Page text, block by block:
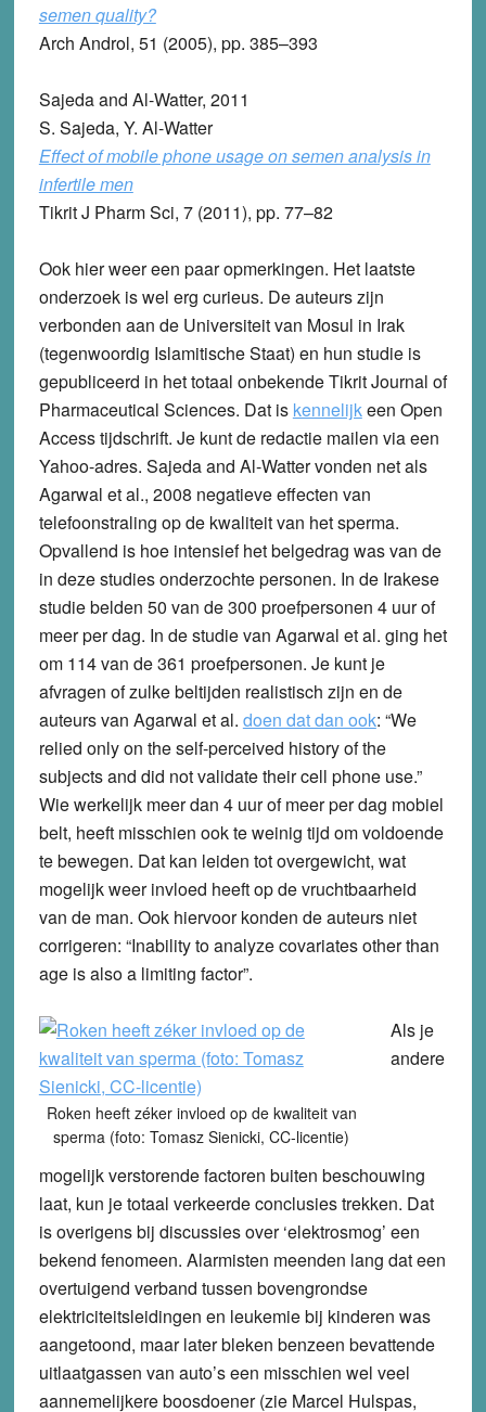
semen quality?
Arch Androl, 51 (2005), pp. 385–393
Sajeda and Al-Watter, 2011
S. Sajeda, Y. Al-Watter
Effect of mobile phone usage on semen analysis in
infertile men
Tikrit J Pharm Sci, 7 (2011), pp. 77–82
Ook hier weer een paar opmerkingen. Het laatste
onderzoek is wel erg curieus. De auteurs zijn
verbonden aan de Universiteit van Mosul in Irak
(tegenwoordig Islamitische Staat) en hun studie is
gepubliceerd in het totaal onbekende Tikrit Journal of
Pharmaceutical Sciences. Dat is kennelijkeen Open
Access tijdschrift. Je kunt de redactie mailen via een
Yahoo-adres. Sajeda and Al-Watter vonden net als
Agarwal et al., 2008 negatieve effecten van
telefoonstraling op de kwaliteit van het sperma.
Opvallend is hoe intensief het belgedrag was van de
in deze studies onderzochte personen. In de Irakese
studie belden 50 van de 300 proefpersonen 4 uur of
meer per dag. In de studie van Agarwal et al. ging het
om 114 van de 361 proefpersonen. Je kunt je
afvragen of zulke beltijden realistisch zijn en de
auteurs van Agarwal et al. doen dat dan ook: “We
relied only on the self-perceived history of the
subjects and did not validate their cell phone use.”
Wie werkelijk meer dan 4 uur of meer per dag mobiel
belt, heeft misschien ook te weinig tijd om voldoende
te bewegen. Dat kan leiden tot overgewicht, wat
mogelijk weer invloed heeft op de vruchtbaarheid
van de man. Ook hiervoor konden de auteurs niet
corrigeren: “Inability to analyze covariates other than
age is also a limiting factor”.
Roken heeft zéker invloed op de kwaliteit van
sperma (foto: Tomasz Sienicki, CC-licentie)
Als je
andere
mogelijk verstorende factoren buiten beschouwing
laat, kun je totaal verkeerde conclusies trekken. Dat
is overigens bij discussies over ‘elektrosmog’ een
bekend fenomeen. Alarmisten meenden lang dat een
overtuigend verband tussen bovengrondse
elektriciteitsleidingen en leukemie bij kinderen was
aangetoond, maar later bleken benzeen bevattende
uitlaatgassen van auto’s een misschien wel veel
aannemelijkere boosdoener (zie Marcel Hulspas,